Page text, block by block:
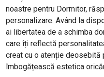
noastre pentru Dormitor,
personalizare. Având la
ai libertatea de a schimba
care îți reflectă
creat cu o atenție deosebită
îmbogățească estetica